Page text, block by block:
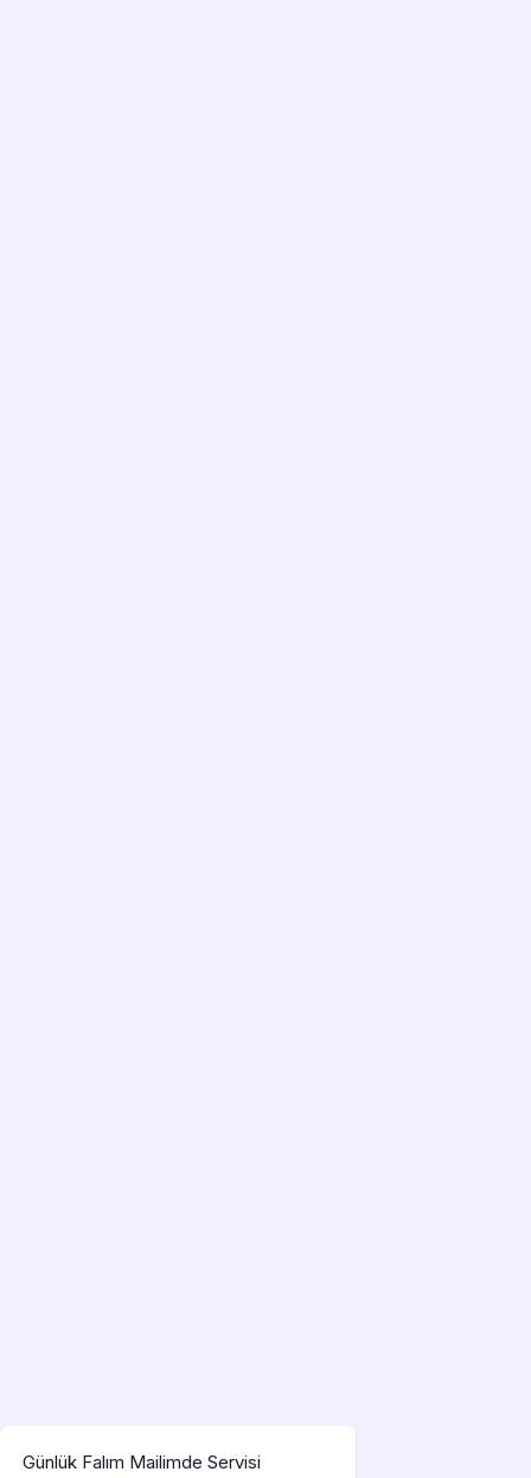
Günlük Falım Mailimde Servisi